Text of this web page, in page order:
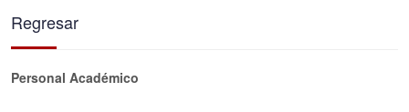
Regresar
Personal Académico